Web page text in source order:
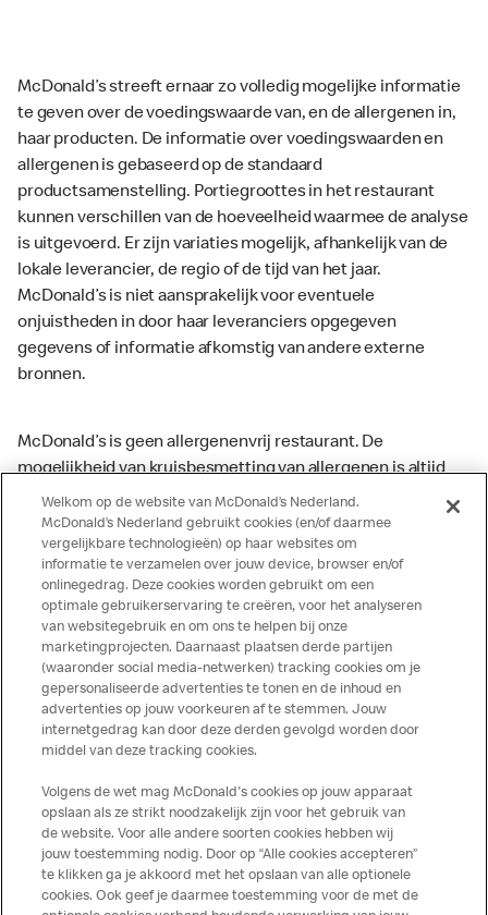
McDonald’s streeft ernaar zo volledig mogelijke informatie
te geven over de voedingswaarde van, en de allergenen in,
haar producten. De informatie over voedingswaarden en
allergenen is gebaseerd op de standaard
productsamenstelling. Portiegroottes in het restaurant
kunnen verschillen van de hoeveelheid waarmee de analyse
is uitgevoerd. Er zijn variaties mogelijk, afhankelijk van de
lokale leverancier, de regio of de tijd van het jaar.
McDonald’s is niet aansprakelijk voor eventuele
onjuistheden in door haar leveranciers opgegeven
gegevens of informatie afkomstig van andere externe
bronnen.
McDonald’s is geen allergenenvrij restaurant. De
mogelijkheid van kruisbesmetting van allergenen is altijd
aanwezig. McDonald’s kan zodoende niet garanderen dat
haar producten geen sporen van allergenen bevatten.
McDonald’s aanvaardt daarom geen aansprakelijkheid
indien een gast als gevolg van het binnenkrijgen van (een
spoor van) een allergeen lichamelijke klachten krijgt. Alle
producten kunnen sporen bevatten van dierlijke
ingrediënten. McDonald’s streeft er naar om de
voedingswaarde- en allergeneninformatie altijd up to date
te houden. De verstrekte informatie is alleen van
toepassing op de in Nederland verkochte producten. Voor
meer informatie over voedingswaarden en allergenen kijk
op de McDonald's website of in de McDonald’s App.
Publicatiefouten voorbehouden.
Welkom op de website van McDonald’s Nederland.
McDonald’s Nederland gebruikt cookies (en/of daarmee
vergelijkbare technologieën) op haar websites om
informatie te verzamelen over jouw device, browser en/of
onlinegedrag. Deze cookies worden gebruikt om een
optimale gebruikerservaring te creëren, voor het analyseren
van websitegebruik en om ons te helpen bij onze
marketingprojecten. Daarnaast plaatsen derde partijen
(waaronder social media-netwerken) tracking cookies om je
gepersonaliseerde advertenties te tonen en de inhoud en
advertenties op jouw voorkeuren af te stemmen. Jouw
internetgedrag kan door deze derden gevolgd worden door
middel van deze tracking cookies.
Volgens de wet mag McDonald's cookies op jouw apparaat
opslaan als ze strikt noodzakelijk zijn voor het gebruik van
de website. Voor alle andere soorten cookies hebben wij
jouw toestemming nodig. Door op “Alle cookies accepteren”
te klikken ga je akkoord met het opslaan van alle optionele
cookies. Ook geef je daarmee toestemming voor de met de